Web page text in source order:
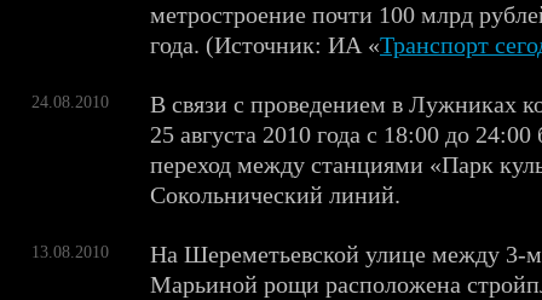
метростроение почти 100 млрд
года. (Источник: ИА «Транспорт
24.08.2010
В связи с проведением в Лужниках
25 августа 2010 года с 18:00 до 24:00
переход между станциями «Парк
Сокольнический линий.
13.08.2010
На Шереметьевской улице между 3-
Марьиной рощи расположена